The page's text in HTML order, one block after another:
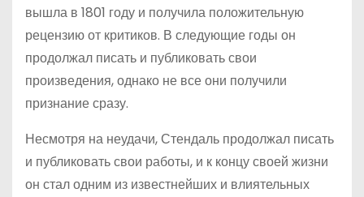
вышла в 1801 году и получила положительную
рецензию от критиков. В следующие годы он
продолжал писать и публиковать свои
произведения, однако не все они получили
признание сразу.
Несмотря на неудачи, Стендаль продолжал писать
и публиковать свои работы, и к концу своей жизни
он стал одним из известнейших и влиятельных